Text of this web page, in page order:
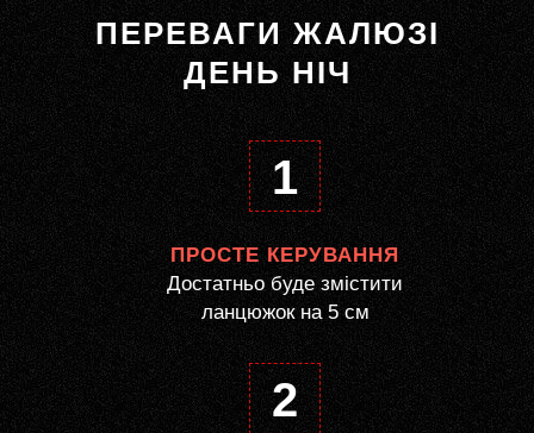
ПЕРЕВАГИ ЖАЛЮЗІ
ДЕНЬ НІЧ
1
ПРОСТЕ КЕРУВАННЯ
Достатньо буде змістити
ланцюжок на 5 см
2